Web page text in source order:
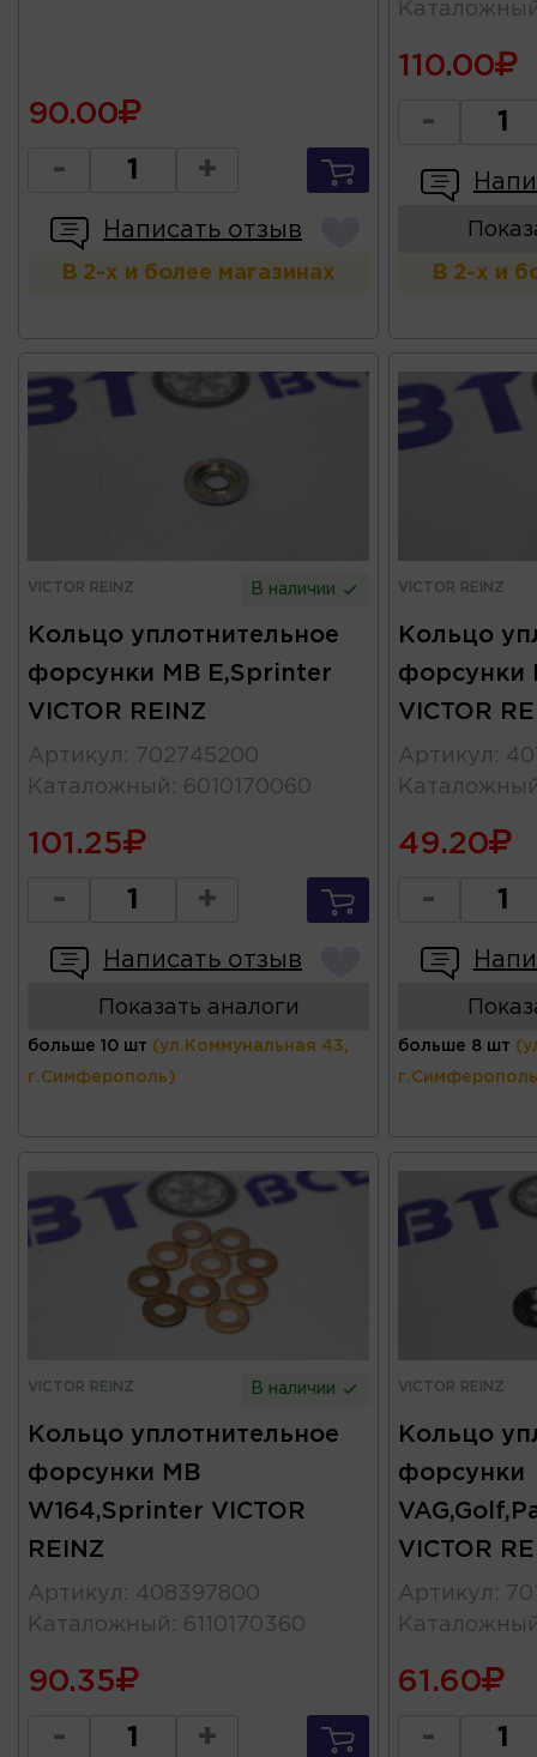
90.00
- +
Написать отзыв
В 2-х и более магазинах
110.00
-
В 2-х и
VICTOR REINZ В наличии
Кольцо уплотнительное
форсунки MB E,Sprinter
VICTOR REINZ
Артикул :
702745200
Каталожный : 6010170060
101.25
- +
Написать отзыв
Показать аналоги
больше 10 шт (ул.Коммунальная 43,
г.Симферополь)
VICTOR REINZ
Кольцо
форсунки
VICTOR
Артикул :
49.20
-
больше 8 шт
VICTOR REINZ В наличии
Кольцо уплотнительное
форсунки MB
W164,Sprinter VICTOR
REINZ
Артикул : 408397800
Каталожный : 6110170360
90.35
- +
VICTOR REINZ
Кольцо
форсунки
VICTOR
Артикул :
61.60
-